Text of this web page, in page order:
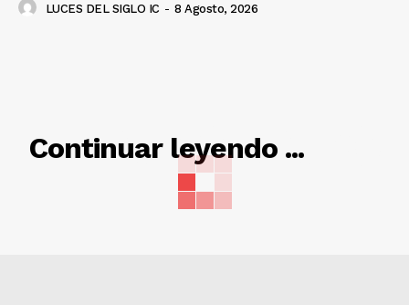
LUCES DEL SIGLO IC - 8 Agosto, 2026
Continuar leyendo ...
RELACIONADO